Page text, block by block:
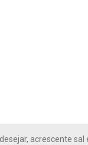
acrescente